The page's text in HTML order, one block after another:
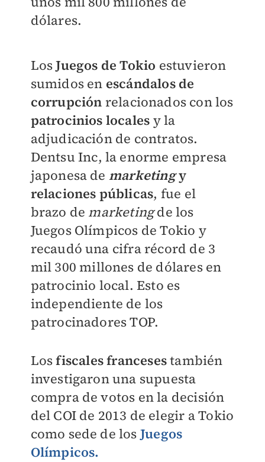
dólares.
LosJuegos de Tokio estuvieron
sumidos en escándalos de
corrupción relacionados con los
patrocinios locales y la
adjudicación de contratos.
Dentsu Inc, la enorme empresa
japonesa de marketingy
relaciones públicas, fue el
brazo de marketingde los
Juegos Olímpicos de Tokio y
recaudó una cifra récord de 3
mil 300 millones de dólares en
patrocinio local. Esto es
independiente de los
patrocinadores TOP.
Losfiscales francesestambién
investigaron una supuesta
compra de votos en la decisión
del COI de 2013 de elegir a Tokio
como sede de los Juegos
Olímpicos.